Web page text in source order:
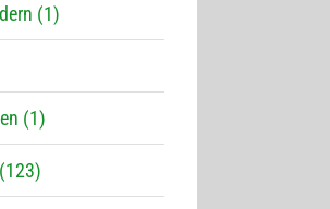
(1)
(1)